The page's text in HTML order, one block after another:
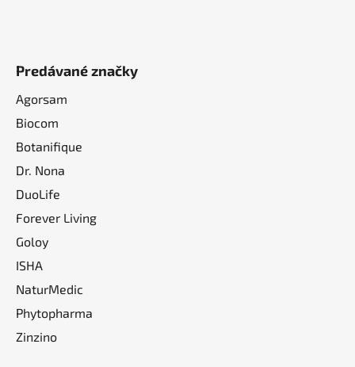
Predávané značky
Agorsam
Biocom
Botanifique
Dr. Nona
DuoLife
Forever Living
Goloy
ISHA
NaturMedic
Phytopharma
Zinzino